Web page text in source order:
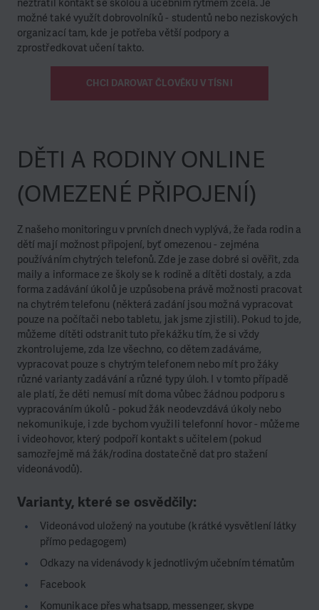
neztratil kontakt se školou a učebním rytmem zcela. Je
možné také využít dobrovolníků - studentů nebo neziskových
organizací tam, kde je potřeba větší podpory a
zprostředkovat učení takto.
CHCI DAROVAT ČLOVĚKU V TÍSNI
DĚTI A RODINY ONLINE
(OMEZENÉ PŘIPOJENÍ)
Z našeho monitoringu v prvních dnech vyplývá, že řada rodin a
dětí mají možnost připojení, byť omezenou - zejména
používáním chytrých telefonů. Zde je zase dobré si ověřit, zda
maily a informace ze školy se k rodině a dítěti dostaly, a zda
forma zadávání úkolů je uzpůsobena právě možnosti pracovat
na chytrém telefonu (některá zadání jsou možná vypracovat
pouze na počítači nebo tabletu, jak jsme zjistili). Pokud to jde,
můžeme dítěti odstranit tuto překážkutím, že si vždy
zkontrolujeme, zda lze všechno, co dětem zadáváme,
vypracovat pouze s chytrým telefonem nebo mít pro žáky
různé varianty zadávání a různé typy úloh. I v tomto případě
ale platí, že děti nemusí mít doma vůbec žádnou podporu s
vypracováním úkolů - pokud žák neodevzdává úkoly nebo
nekomunikuje, i zde bychom využili telefonní hovor - můžeme
i videohovor, který podpoří kontakt s učitelem (pokud
samozřejmě má žák/rodina dostatečně dat pro stažení
videonávodů).
Varianty, které se osvědčily:
Videonávod uložený na youtube (krátké vysvětlení látky
přímo pedagogem)
Odkazy na videnávody k jednotlivým učebním tématům
Facebook
Komunikace přes whatsapp, messenger, skype